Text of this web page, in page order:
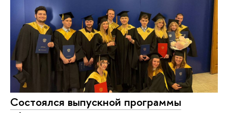
Состоялся выпускной программы